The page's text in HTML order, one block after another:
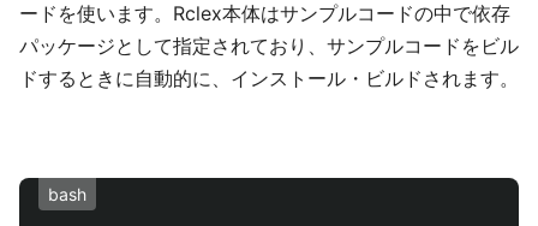
ードを使います。Rclex本体はサンプルコードの中で依存
パッケージとして指定されており、サンプルコードをビル
ドするときに自動的に、インストール・ビルドされます。
bash